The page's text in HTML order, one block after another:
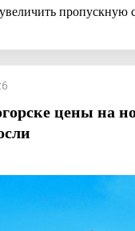
пропускную
цены на